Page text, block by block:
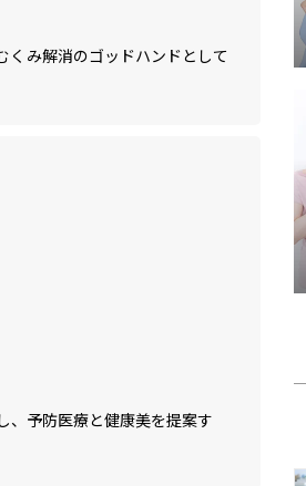
くみ解消のゴッドハンドとして
、予防医療と健康美を提案す